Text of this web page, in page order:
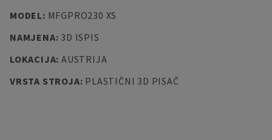
MODEL: MFGPRO230 XS
NAMJENA: 3D ISPIS
LOKACIJA: AUSTRIJA
VRSTA STROJA: PLASTIČNI 3D PISAČ